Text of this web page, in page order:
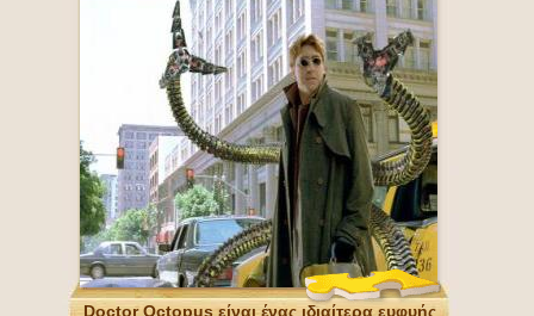
Doctor Octopus είναι ένας ιδιαίτερα ευφυής